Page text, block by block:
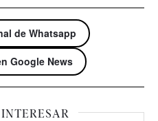
de Whatsapp
Google News